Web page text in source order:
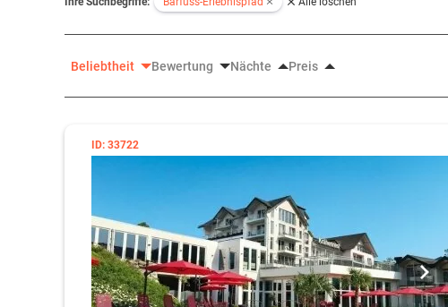
Beliebtheit Bewertung Nächte Preis
ID: 33722